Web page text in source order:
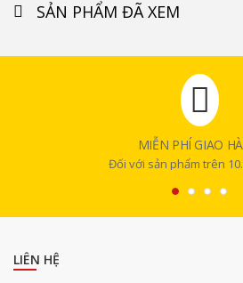
SẢN PHẨM ĐÃ XEM
MIỄN PHÍ GIAO
Đối với sản phẩm trên
LIÊN HỆ